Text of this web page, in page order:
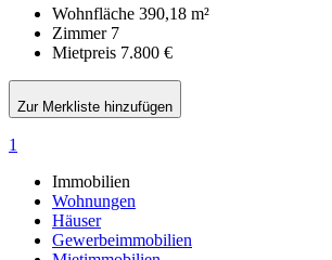
Wohnfläche 390,18 m²
Zimmer 7
Mietpreis 7.800 €
Zur Merkliste hinzufügen
1
Immobilien
Wohnungen
Häuser
Gewerbeimmobilien